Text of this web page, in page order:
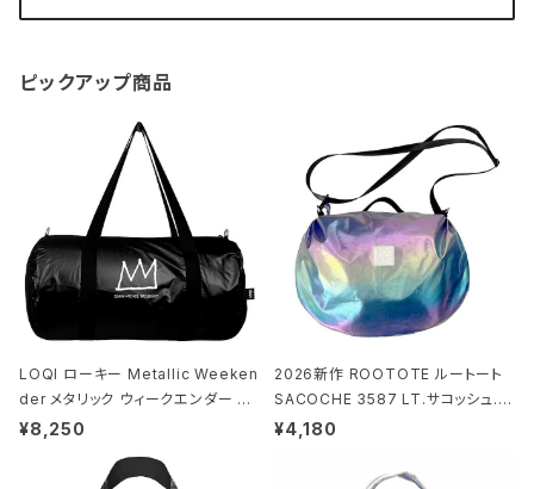
ピックアップ商品
LOQI ローキー Metallic Weeken
der メタリック ウィークエンダー ボ
ストンバッグ ショルダーバッグ JEAN
ck ジャン=ミッシェル・バスキア/クラ
¥8,250
2026新作 ROOTOTE ルートート
SACOCHE 3587 LT.サコッシュ.ル
ミエ-B ショルダーバッグ グロスネイ
¥4,180